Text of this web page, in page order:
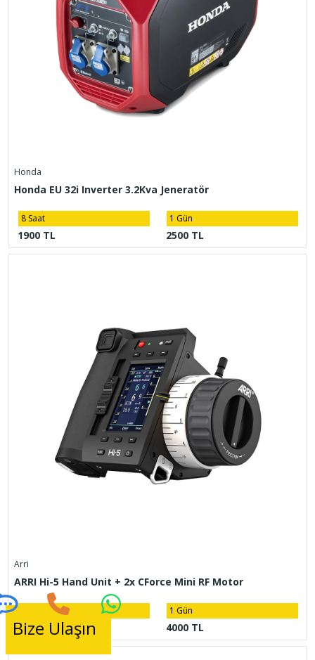
Honda
Honda EU 32i Inverter 3.2Kva Jeneratör
8 Saat
1900 TL
1 Gün
2500 TL
Arri
ARRI Hi-5 Hand Unit + 2x CForce Mini RF Motor
3000 TL
1 Gün
4000 TL
Bize Ulaşın